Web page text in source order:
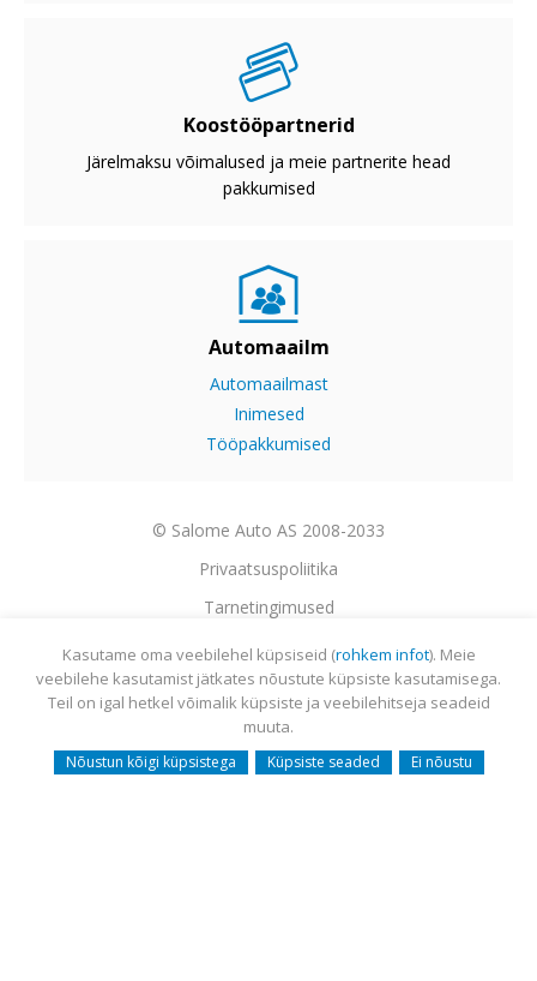
Koostööpartnerid
Järelmaksu võimalused ja meie partnerite head
pakkumised
Automaailm
Automaailmast
Inimesed
Tööpakkumised
© Salome Auto AS 2008-2033
Privaatsuspoliitika
Tarnetingimused
Garantii
Utiliseerimine
Sisukaart
Webmail
Kasutame oma veebilehel küpsiseid (rohkem infot). Meie
veebilehe kasutamist jätkates nõustute küpsiste kasutamisega.
Teil on igal hetkel võimalik küpsiste ja veebilehitseja seadeid
muuta.
Nõustun kõigi küpsistega Küpsiste seaded Ei nõustu